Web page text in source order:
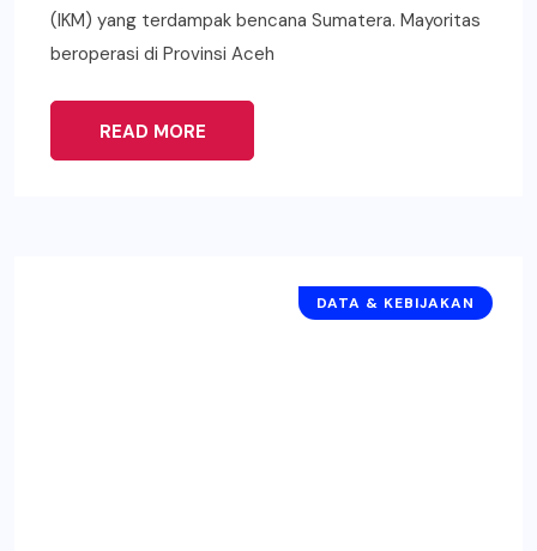
(IKM) yang terdampak bencana Sumatera. Mayoritas
beroperasi di Provinsi Aceh
READ MORE
DATA & KEBIJAKAN